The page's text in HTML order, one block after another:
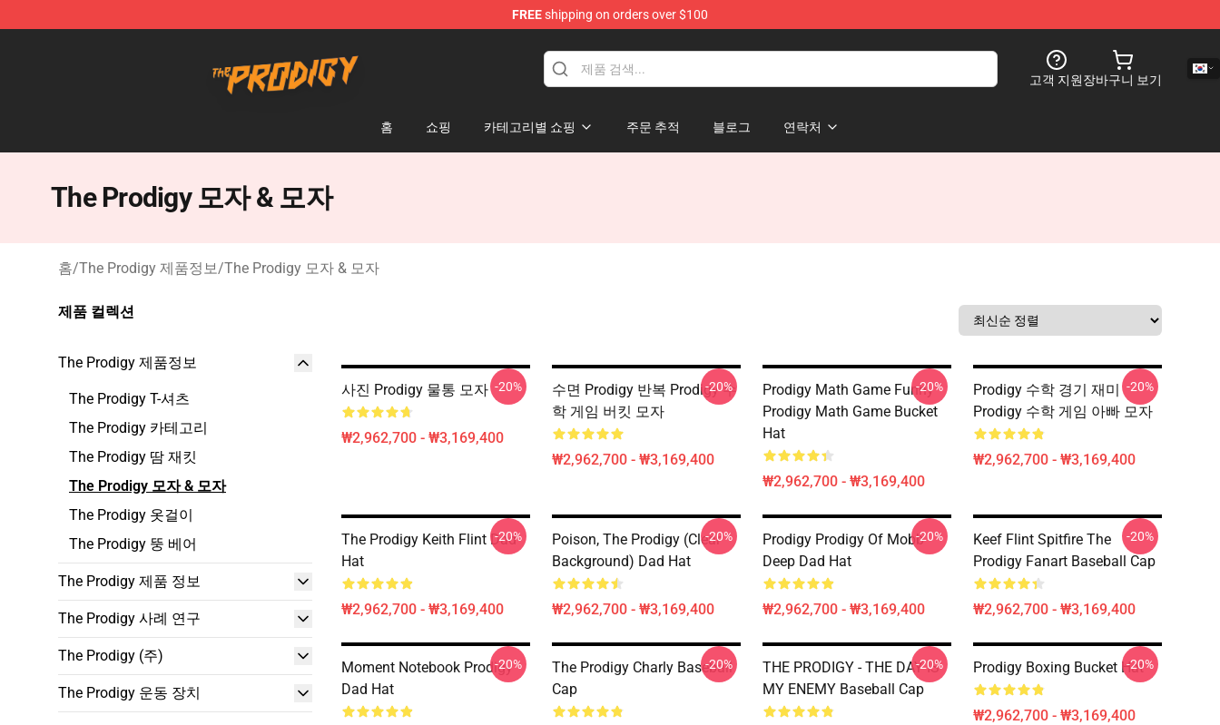
FREEshipping on orders over $100
고객 지원장바구니 보기
홈 쇼핑 카테고리별 쇼핑 주문 추적 블로그 연락처
The Prodigy 모자 & 모자
홈/The Prodigy 제품정보/The Prodigy 모자 & 모자
제품 컬렉션
The Prodigy 제품정보
The Prodigy T-셔츠
The Prodigy 카테고리
The Prodigy 땀 재킷
The Prodigy 모자 & 모자
The Prodigy 옷걸이
The Prodigy 뚱 베어
The Prodigy 제품 정보
The Prodigy 사례 연구
The Prodigy (주)
The Prodigy 운동 장치
사진 Prodigy 물통 모자
₩2,962,700 - ₩3,169,400
-20%
수면 Prodigy 반복 Prodigy 수
학 게임 버킷 모자
₩2,962,700 - ₩3,169,400
-20%
Prodigy Math Game Funny
Prodigy Math Game Bucket
Hat
₩2,962,700 - ₩3,169,400
-20%
Prodigy 수학 경기 재미
Prodigy 수학 게임 아빠 모자
₩2,962,700 - ₩3,169,400
-20%
The Prodigy Keith Flint Dad
Hat
₩2,962,700 - ₩3,169,400
-20%
Poison, The Prodigy (clear
Background) Dad Hat
₩2,962,700 - ₩3,169,400
-20%
Prodigy Prodigy Of Mobb
Deep Dad Hat
₩2,962,700 - ₩3,169,400
-20%
Keef Flint Spitfire The
Prodigy Fanart Baseball Cap
₩2,962,700 - ₩3,169,400
-20%
Moment Notebook Prodigy
Dad Hat
-20%
The Prodigy Charly Baseball
Cap
-20%
THE PRODIGY - THE DAY IS
MY ENEMY Baseball Cap
-20% Prodigy Boxing Bucket Hat
₩2,962,700 - ₩3,169,400
-20%